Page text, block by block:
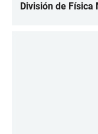
División de